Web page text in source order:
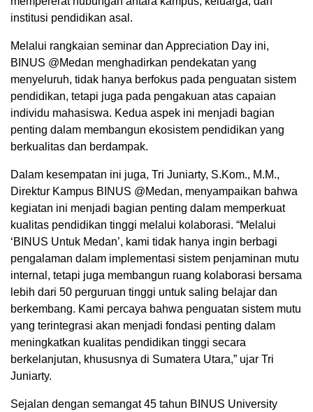
institusi pendidikan asal.
Melalui rangkaian seminar dan Appreciation Day ini,
BINUS @Medan menghadirkan pendekatan yang
menyeluruh, tidak hanya berfokus pada penguatan sistem
pendidikan, tetapi juga pada pengakuan atas capaian
individu mahasiswa. Kedua aspek ini menjadi bagian
penting dalam membangun ekosistem pendidikan yang
berkualitas dan berdampak.
Dalam kesempatan ini juga, Tri Juniarty, S.Kom., M.M.,
Direktur Kampus BINUS @Medan, menyampaikan bahwa
kegiatan ini menjadi bagian penting dalam memperkuat
kualitas pendidikan tinggi melalui kolaborasi. “Melalui
‘BINUS Untuk Medan’, kami tidak hanya ingin berbagi
pengalaman dalam implementasi sistem penjaminan mutu
internal, tetapi juga membangun ruang kolaborasi bersama
lebih dari 50 perguruan tinggi untuk saling belajar dan
berkembang. Kami percaya bahwa penguatan sistem mutu
yang terintegrasi akan menjadi fondasi penting dalam
meningkatkan kualitas pendidikan tinggi secara
berkelanjutan, khususnya di Sumatera Utara,” ujar Tri
Juniarty.
Sejalan dengan semangat 45 tahun BINUS University